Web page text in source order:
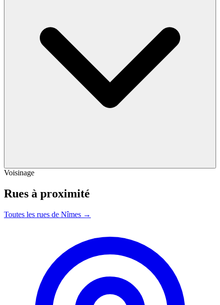
Voisinage
Rues à proximité
Toutes les rues de Nîmes →